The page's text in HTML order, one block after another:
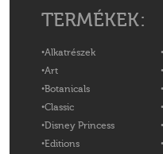
TERMÉKEK:
Alkatrészek
Art
Botanicals
Classic
Disney Princess
Editions